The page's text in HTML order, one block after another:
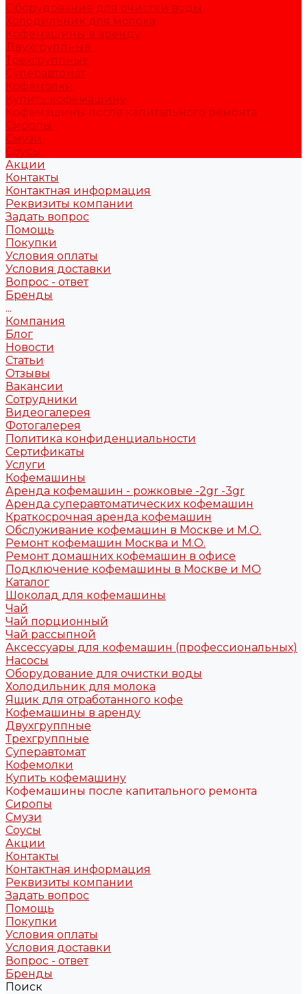
Оборудование для очистки воды
Холодильник для молока
Кофемашины в аренду
Двухгруппные
Трехгруппные
Суперавтомат
Кофемолки
Купить кофемашину
Кофемашины после капитального ремонта
Сиропы
Смузи
Соусы
Акции
Контакты
Контактная информация
Реквизиты компании
Задать вопрос
Помощь
Покупки
Условия оплаты
Условия доставки
Вопрос - ответ
Бренды
...
Компания
Блог
Новости
Статьи
Отзывы
Вакансии
Сотрудники
Видеогалерея
Фотогалерея
Политика конфиденциальности
Сертификаты
Услуги
Кофемашины
Аренда кофемашин - рожковые -2gr -3gr
Аренда суперавтоматических кофемашин
Краткосрочная аренда кофемашин
Обслуживание кофемашин в Москве и М.О.
Ремонт кофемашин Москва и М.О.
Ремонт домашних кофемашин в офисе
Подключение кофемашины в Москве и МО
Каталог
Шоколад для кофемашины
Чай
Чай порционный
Чай рассыпной
Аксессуары для кофемашин (профессиональных)
Насосы
Оборудование для очистки воды
Холодильник для молока
Ящик для отработанного кофе
Кофемашины в аренду
Двухгруппные
Трехгруппные
Суперавтомат
Кофемолки
Купить кофемашину
Кофемашины после капитального ремонта
Сиропы
Смузи
Соусы
Акции
Контакты
Контактная информация
Реквизиты компании
Задать вопрос
Помощь
Покупки
Условия оплаты
Условия доставки
Вопрос - ответ
Бренды
Поиск